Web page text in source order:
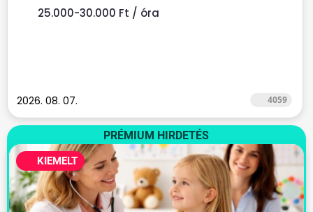
25.000-30.000 Ft / óra
2026. 08. 07. 4059
PRÉMIUM HIRDETÉS
KIEMELT